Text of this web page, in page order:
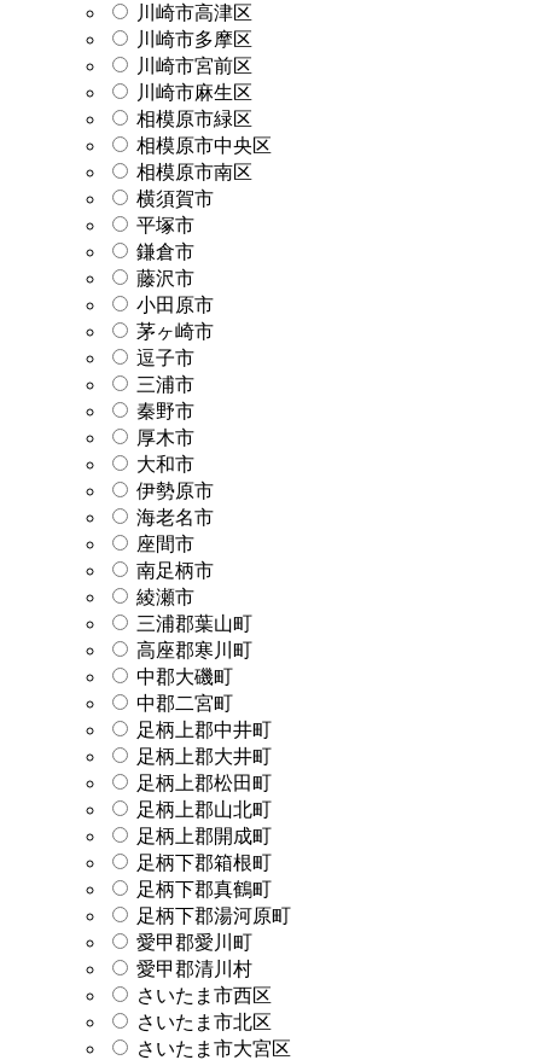
川崎市高津区
川崎市多摩区
川崎市宮前区
川崎市麻生区
相模原市緑区
相模原市中央区
相模原市南区
横須賀市
平塚市
鎌倉市
藤沢市
小田原市
茅ヶ崎市
逗子市
三浦市
秦野市
厚木市
大和市
伊勢原市
海老名市
座間市
南足柄市
綾瀬市
三浦郡葉山町
高座郡寒川町
中郡大磯町
中郡二宮町
足柄上郡中井町
足柄上郡大井町
足柄上郡松田町
足柄上郡山北町
足柄上郡開成町
足柄下郡箱根町
足柄下郡真鶴町
足柄下郡湯河原町
愛甲郡愛川町
愛甲郡清川村
さいたま市西区
さいたま市北区
さいたま市大宮区